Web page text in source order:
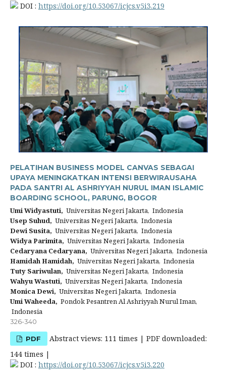
DOI : https://doi.org/10.53067/icjcs.v5i3.219
PELATIHAN BUSINESS MODEL CANVAS SEBAGAI
UPAYA MENINGKATKAN INTENSI BERWIRAUSAHA
PADA SANTRI AL ASHRIYYAH NURUL IMAN ISLAMIC
BOARDING SCHOOL, PARUNG, BOGOR
Umi Widyastuti, Universitas Negeri Jakarta, Indonesia
Usep Suhud, Universitas Negeri Jakarta, Indonesia
Dewi Susita, Universitas Negeri Jakarta, Indonesia
Widya Parimita, Universitas Negeri Jakarta, Indonesia
Cedaryana Cedaryana, Universitas Negeri Jakarta, Indonesia
Hamidah Hamidah, Universitas Negeri Jakarta, Indonesia
Tuty Sariwulan, Universitas Negeri Jakarta, Indonesia
Wahyu Wastuti, Universitas Negeri Jakarta, Indonesia
Monica Dewi, Universitas Negeri Jakarta, Indonesia
Umi Waheeda, Pondok Pesantren Al Ashriyyah Nurul Iman,
Indonesia
326-340
PDF
Abstract views: 111 times | PDF downloaded:
144 times |
DOI : https://doi.org/10.53067/icjcs.v5i3.220